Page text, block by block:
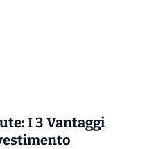
I 3 Vantaggi